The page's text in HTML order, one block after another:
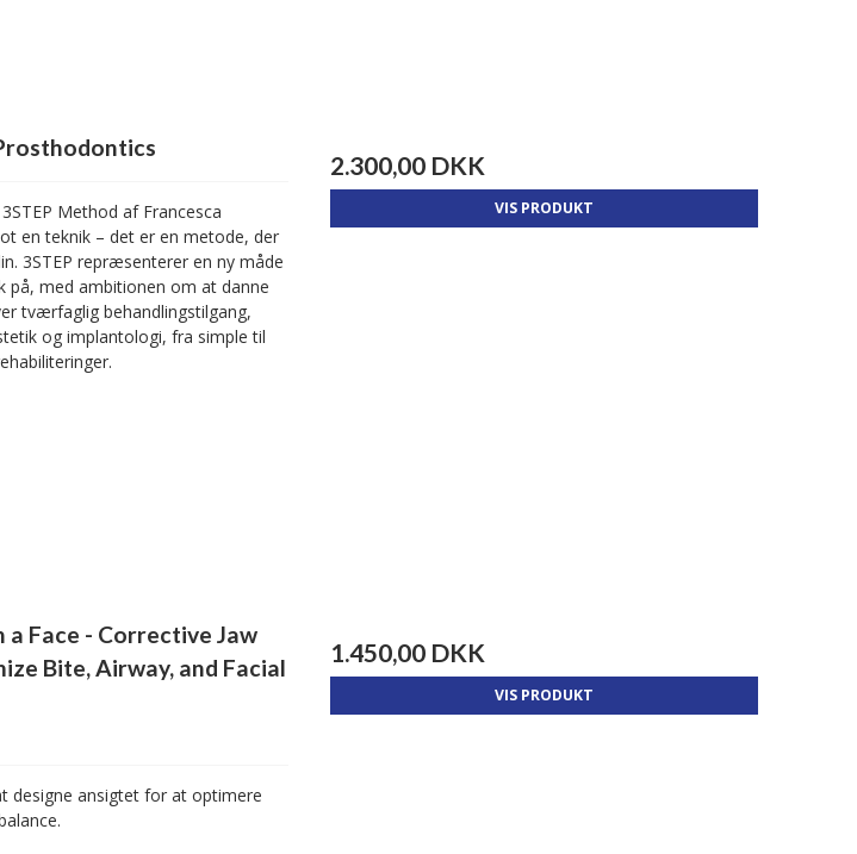
Method af Francesca
en teknik – det er en metode, der
3STEP repræsenterer en ny måde
på, med ambitionen om at danne
tværfaglig behandlingstilgang,
og implantologi, fra simple til
2.300,00 DKK
VIS PRODUKT
a Face - Corrective Jaw
Bite, Airway, and Facial
designe ansigtet for at optimere
1.450,00 DKK
VIS PRODUKT